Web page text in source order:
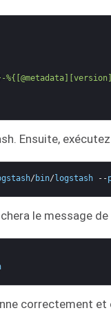
Ensuite,
/ bin/ logstash --
le message
correctement